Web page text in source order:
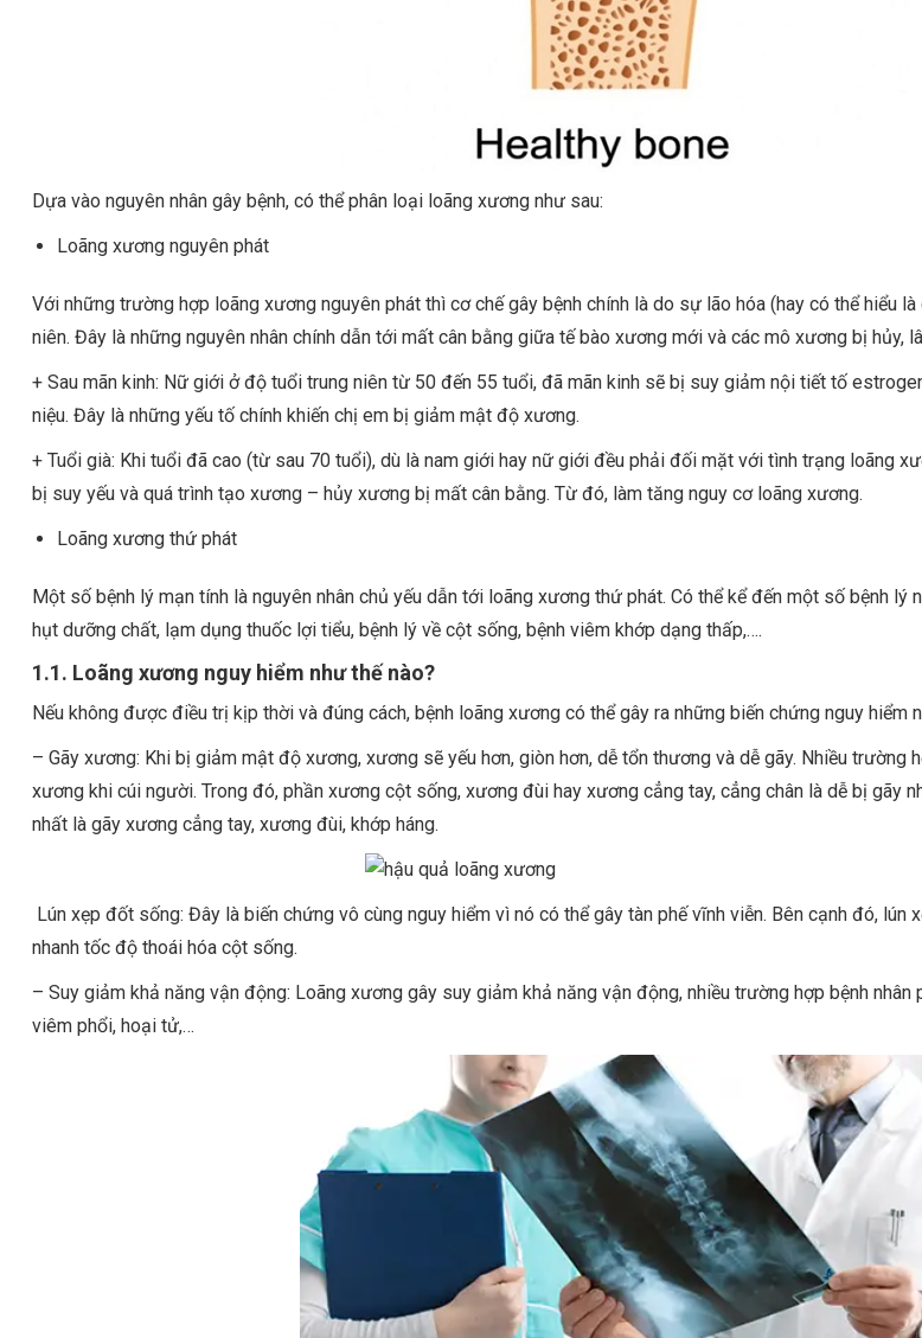
Dựa vào nguyên nhân gây bệnh, có thể phân loại loãng xương như sau:
Loãng xương nguyên phát
Với những trường hợp loãng xương nguyên phát thì cơ chế gây bệnh chính là do sự lão hóa (hay có thể hiểu
niên. Đây là những nguyên nhân chính dẫn tới mất cân bằng giữa tế bào xương mới và các mô xương bị hủy,
+ Sau mãn kinh: Nữ giới ở độ tuổi trung niên từ 50 đến 55 tuổi, đã mãn kinh sẽ bị suy giảm nội tiết tố
niệu. Đây là những yếu tố chính khiến chị em bị giảm mật độ xương.
+ Tuổi già: Khi tuổi đã cao (từ sau 70 tuổi), dù là nam giới hay nữ giới đều phải đối mặt với tình trạng loãng
bị suy yếu và quá trình tạo xương – hủy xương bị mất cân bằng. Từ đó, làm tăng nguy cơ loãng xương.
Loãng xương thứ phát
Một số bệnh lý mạn tính là nguyên nhân chủ yếu dẫn tới loãng xương thứ phát. Có thể kể đến một số bệnh
hụt dưỡng chất, lạm dụng thuốc lợi tiểu, bệnh lý về cột sống, bệnh viêm khớp dạng thấp,….
1.1. Loãng xương nguy hiểm như thế nào?
Nếu không được điều trị kịp thời và đúng cách, bệnh loãng xương có thể gây ra những biến chứng nguy hiểm
– Gãy xương: Khi bị giảm mật độ xương, xương sẽ yếu hơn, giòn hơn, dễ tổn thương và dễ gãy. Nhiều
xương khi cúi người. Trong đó, phần xương cột sống, xương đùi hay xương cẳng tay, cẳng chân là dễ bị gãy
nhất là gãy xương cẳng tay, xương đùi, khớp háng.
Lún xẹp đốt sống: Đây là biến chứng vô cùng nguy hiểm vì nó có thể gây tàn phế vĩnh viễn. Bên cạnh đó,
nhanh tốc độ thoái hóa cột sống.
– Suy giảm khả năng vận động: Loãng xương gây suy giảm khả năng vận động, nhiều trường hợp bệnh
viêm phổi, hoại tử,…